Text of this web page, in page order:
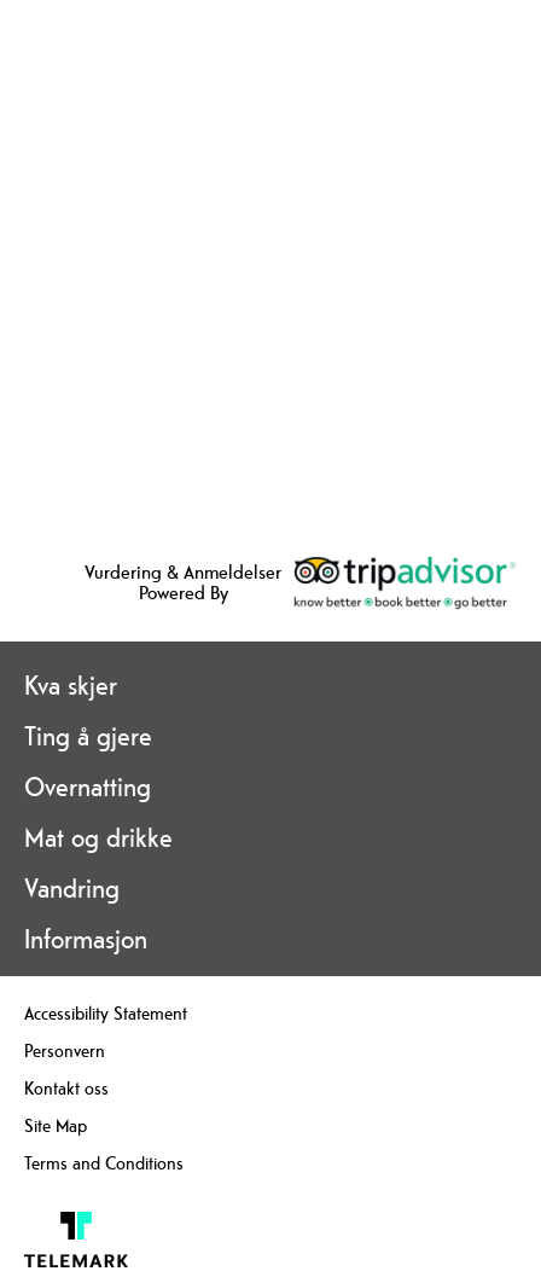
Vurdering & Anmeldelser
Powered By
Kva skjer
Ting å gjere
Overnatting
Mat og drikke
Vandring
Informasjon
Accessibility Statement
Personvern
Kontakt oss
Site Map
Terms and Conditions